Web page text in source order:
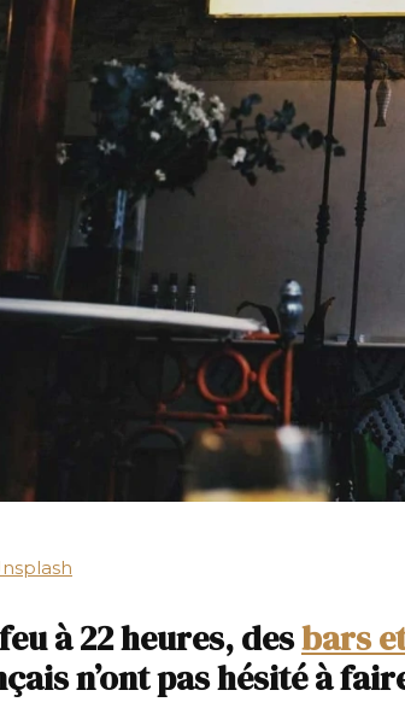
à 22 heures, desbars
n’ont pas hésité à